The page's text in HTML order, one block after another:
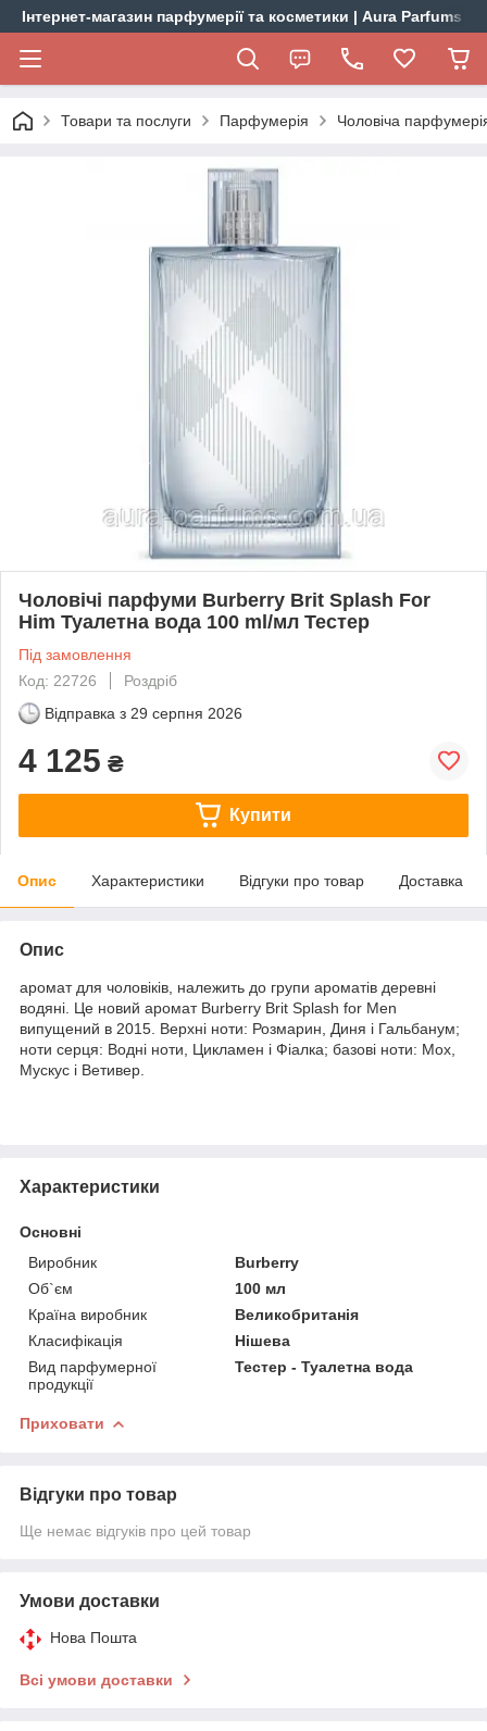
Інтернет-магазин парфумерії та косметики | Aura Parfums
Товари та послуги Парфумерія Чоловіча
Чоловічі парфуми Burberry Brit Splash For
Him Туалетна вода 100 ml/мл Тестер
Під замовлення
Код: 22726
Роздріб
Відправка з 29 серпня 2026
4 125 ₴
Купити
Опис Характеристики Відгуки про товар Доставка
Опис
аромат для чоловіків, належить до групи ароматів деревні
водяні. Це новий аромат Burberry Brit Splash for Men
випущений в 2015. Верхні ноти: Розмарин, Диня і Гальбанум;
ноти серця: Водні ноти, Цикламен і Фіалка; базові ноти: Мох,
Мускус і Ветивер.
Характеристики
Основні
Виробник
Burberry
Об`єм
100 мл
Країна виробник
Великобританія
Класифікація
Нішева
Вид парфумерної
продукції
Тестер - Туалетна вода
Приховати
Відгуки про товар
Ще немає відгуків про цей товар
Умови доставки
Нова Пошта
Всі умови доставки